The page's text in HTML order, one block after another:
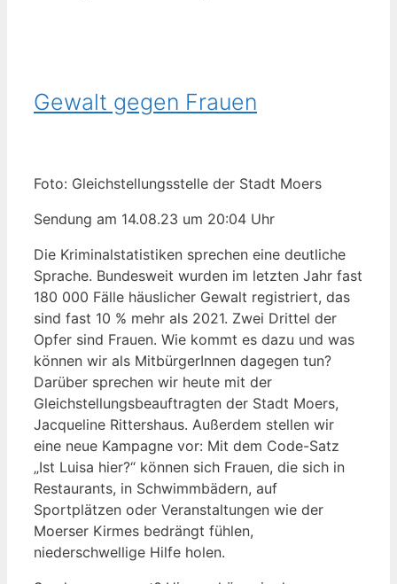
Gewalt gegen Frauen
Foto: Gleichstellungsstelle der Stadt Moers
Sendung am 14.08.23 um 20:04 Uhr
Die Kriminalstatistiken sprechen eine deutliche
Sprache. Bundesweit wurden im letzten Jahr fast
180 000 Fälle häuslicher Gewalt registriert, das
sind fast 10 % mehr als 2021. Zwei Drittel der
Opfer sind Frauen. Wie kommt es dazu und was
können wir als MitbürgerInnen dagegen tun?
Darüber sprechen wir heute mit der
Gleichstellungsbeauftragten der Stadt Moers,
Jacqueline Rittershaus. Außerdem stellen wir
eine neue Kampagne vor: Mit dem Code-Satz
„Ist Luisa hier?“ können sich Frauen, die sich in
Restaurants, in Schwimmbädern, auf
Sportplätzen oder Veranstaltungen wie der
Moerser Kirmes bedrängt fühlen,
niederschwellige Hilfe holen.